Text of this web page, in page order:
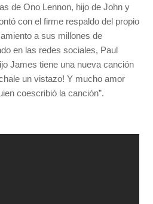
de Ono Lennon, hijo de John y
con el firme respaldo del propio
a sus millones de
en las redes sociales, Paul
James tiene una nueva canción
un vistazo! Y mucho amor
coescribió la canción”.